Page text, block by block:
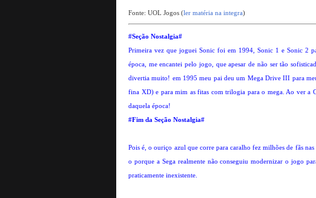
Fonte: UOL Jogos (ler matéria na integra)
#Seção Nostalgia#
Primeira vez que joguei Sonic foi em 1994, Sonic 1 e Sonic 2
época, me encantei pelo jogo, que apesar de não ser tão
divertia muito! em 1995 meu pai deu um Mega Drive III para
fina XD) e para mim as fitas com trilogia para o mega. Ao ver a
daquela época!
#Fim da Seção Nostalgia#
Pois é, o ouriço azul que corre para caralho fez milhões de fãs
o porque a Sega realmente não conseguiu modernizar o jogo
praticamente inexistente.